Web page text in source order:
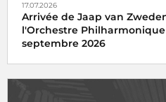
17.07.2026
Arrivée de Jaap van
l'Orchestre Philharmonique
septembre 2026